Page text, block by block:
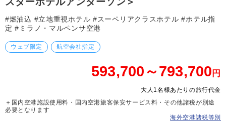
#燃油込 #立地重視ホテル #スーペリアクラスホテル #ホテル指
定 #ミラノ・マルペンサ空港
ウェブ限定 航空会社指定
593,700～793,700 円
大人1名様あたりの旅行代金
＋国内空港施設使用料・国内空港旅客保安サービス料・その他諸税が別途
必要となります
海外空港諸税等別